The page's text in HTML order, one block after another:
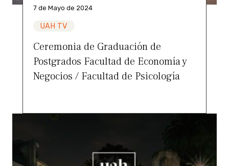
7 de Mayo de 2024
UAH TV
Ceremonia de Graduación de
Postgrados Facultad de Economía y
Negocios / Facultad de Psicología